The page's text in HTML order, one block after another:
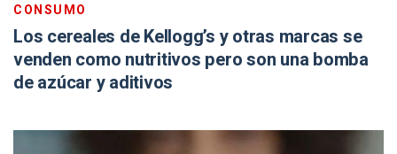
CONSUMO
Los cereales de Kellogg’s y otras marcas se
venden como nutritivos pero son una bomba
de azúcar y aditivos